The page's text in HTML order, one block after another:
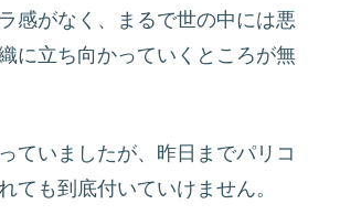
感がなく、まるで世の中には悪
に立ち向かっていくところが無
ていましたが、昨日までパリコ
ても到底付いていけません。